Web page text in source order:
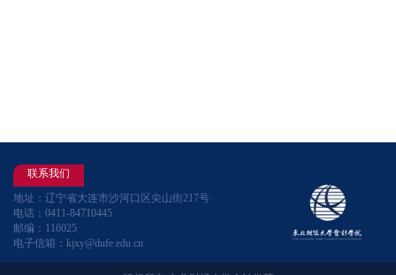
联系我们
地址：辽宁省大连市沙河口区尖山街217号
电话：0411-84710445
邮编：116025
电子信箱：kjxy@dufe.edu.cn